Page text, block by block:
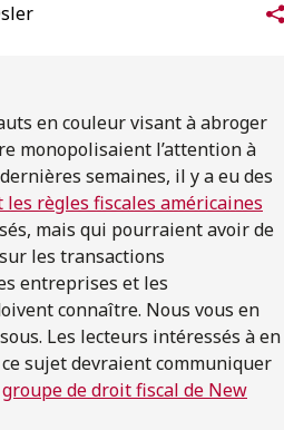
en couleur visant à abroger
monopolisaient l’attention à
semaines, il y a eu des
règles fiscales américaines
mais qui pourraient avoir de
les transactions
entreprises et les
connaître. Nous vous en
Les lecteurs intéressés à en
sujet devraient communiquer
groupe de droit fiscal de New